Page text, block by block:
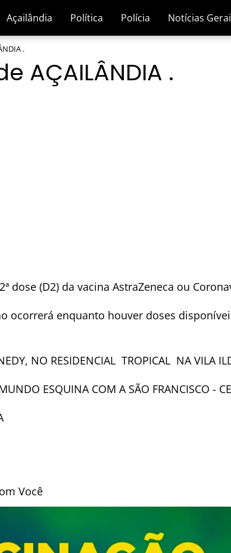
Açailândia Política Polícia Notícias
.
AÇAILÂNDIA .
dose (D2) da vacina AstraZeneca ou
ocorrerá enquanto houver doses
NO RESIDENCIAL TROPICAL NA VILA
ESQUINA COM A SÃO FRANCISCO -
Você